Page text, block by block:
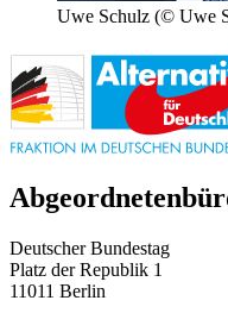
Uwe Schulz (© Uwe
Deutscher Bundestag
Platz der Republik 1
11011 Berlin